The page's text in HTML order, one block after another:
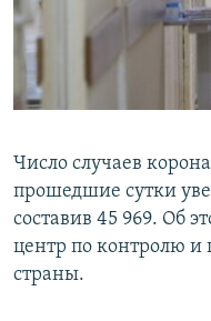
ЧИТАЕМ ПРЕССУ
АРХИВ
Все сайты РСЕ/РС
Число случаев
прошедшие сутки
составив 45 969. Об
центр по контролю и
страны.